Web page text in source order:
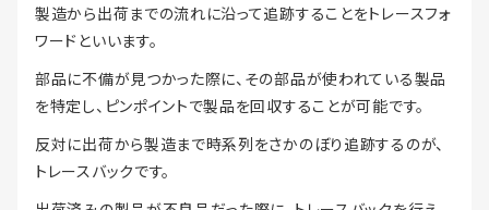
製造から出荷までの流れに沿って追跡することをトレースフォ
ワードといいます。
部品に不備が見つかった際に、その部品が使われている製品
を特定し、ピンポイントで製品を回収することが可能です。
反対に出荷から製造まで時系列をさかのぼり追跡するのが、
トレースバックです。